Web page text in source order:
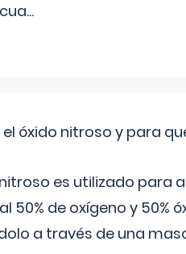
...
el óxido nitroso y para
nitroso es utilizado para
50% de oxígeno y 50%
a través de una